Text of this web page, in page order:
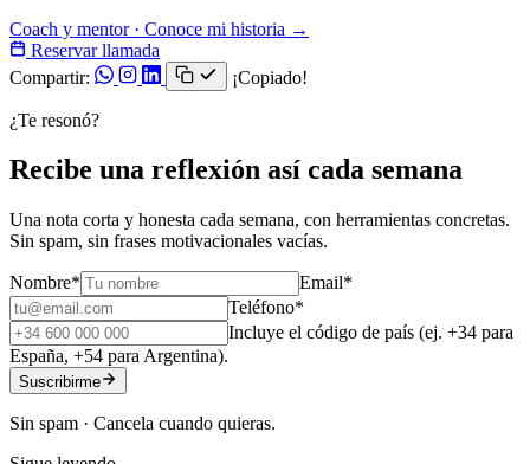
Coach y mentor · Conoce mi historia →
Reservar llamada
Compartir:
¡Copiado!
¿Te resonó?
Recibe una reflexión así cada semana
Una nota corta y honesta cada semana, con herramientas concretas.
Sin spam, sin frases motivacionales vacías.
Nombre* Email*
Teléfono*
Incluye el código de país (ej. +34 para
España, +54 para Argentina).
Suscribirme
Sin spam · Cancela cuando quieras.